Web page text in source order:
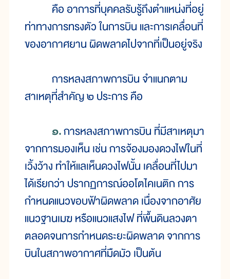
คือ อาการที่บุคคลรับรู้ถึงตำแหน่งที่อยู่
ท่าทางการทรงตัว ในการบิน และการเคลื่อนที่
ของอากาศยาน ผิดพลาดไปจากที่เป็นอยู่จริง
การหลงสภาพการบิน จำแนกตาม
สาเหตุที่สำคัญ ๒ ประการ คือ
๑.การหลงสภาพการบิน ที่มีสาเหตุมา
จากการมองเห็น เช่น การจ้องมองดวงไฟในที่
เวิ้งว้าง ทำให้แลเห็นดวงไฟนั้น เคลื่อนที่ไปมา
ได้เรียกว่า ปรากฏการณ์ออโตไคเนติก การ
กำหนดแนวขอบฟ้าผิดพลาด เนื่องจากอาศัย
แนวฐานเมฆ หรือแนวแสงไฟ ที่พื้นดินลวงตา
ตลอดจนการกำหนดระยะผิดพลาด จากการ
บินในสภาพอากาศที่มืดมัว เป็นต้น